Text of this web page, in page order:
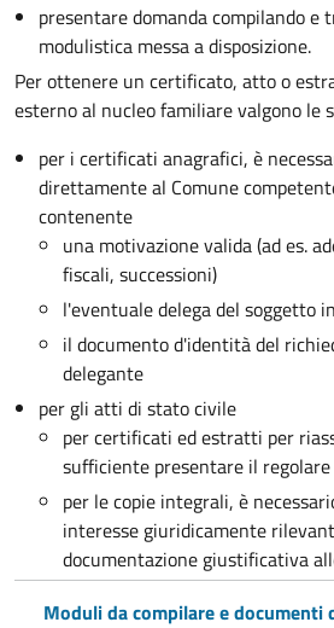
presentare domanda compilando e
modulistica messa a disposizione.
Per ottenere un certificato, atto o
esterno al nucleo familiare valgono le
per i certificati anagrafici, è
direttamente al Comune
contenente
una motivazione valida (ad es.
fiscali, successioni)
l'eventuale delega del soggetto
il documento d'identità del
delegante
per gli atti di stato civile
per certificati ed estratti per
sufficiente presentare il
per le copie integrali, è
interesse giuridicamente
documentazione giustificativa
Moduli da compilare e documenti